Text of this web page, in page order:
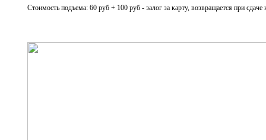
Стоимость подъема: 60 руб + 100 руб - залог за карту, возвращается при